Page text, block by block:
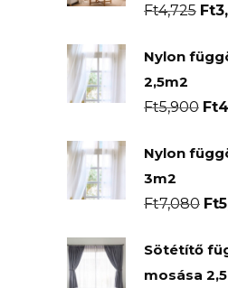
Ft4,725
was:
Ft
Nylon
2,5m2
Ft5,900 Ft
Nylon
3m2
Ft7,080 Ft
Sötétítő
mosása